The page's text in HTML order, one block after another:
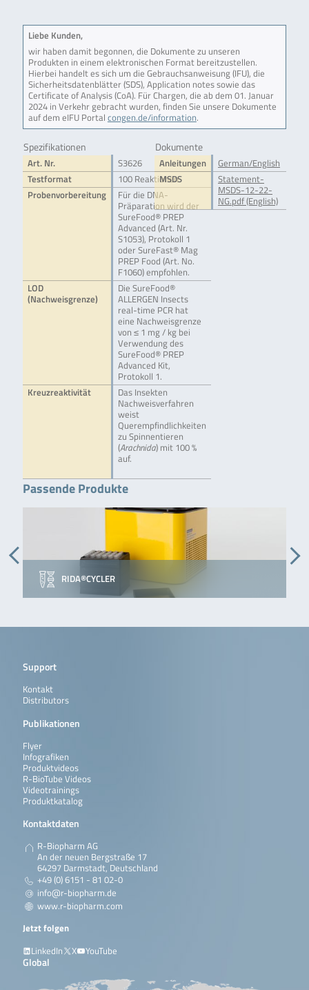
Liebe Kunden,
wir haben damit begonnen, die Dokumente zu unseren
Produkten in einem elektronischen Format bereitzustellen.
Hierbei handelt es sich um die Gebrauchsanweisung (IFU), die
Sicherheitsdatenblätter (SDS), Application notes sowie das
Certificate of Analysis (CoA). Für Chargen, die ab dem 01. Januar
2024 in Verkehr gebracht wurden, finden Sie unsere Dokumente
auf dem eIFU Portal congen.de/information.
Spezifikationen
Art. Nr.
S3626
Testformat
100 Reaktionen
Probenvorbereitung
Für die DNA-
Präparation wird der
SureFood® PREP
Advanced (Art. Nr.
S1053), Protokoll 1
oder SureFast® Mag
PREP Food (Art. No.
F1060) empfohlen.
LOD
(Nachweisgrenze)
Die SureFood®
ALLERGEN Insects
real-time PCR hat
eine Nachweisgrenze
von ≤ 1 mg / kg bei
Verwendung des
SureFood® PREP
Advanced Kit,
Protokoll 1.
Kreuzreaktivität
Das Insekten
Nachweisverfahren
weist
Querempfindlichkeiten
zu Spinnentieren
(Arachnida) mit 100 %
auf.
Dokumente
Anleitungen
German/English
MSDS
Statement-
MSDS-12-22-
NG.pdf (English)
Passende Produkte
RIDA®CYCLER
Support
Kontakt
Distributors
Publikationen
Flyer
Infografiken
Produktvideos
R-BioTube Videos
Videotrainings
Produktkatalog
Kontaktdaten
R-Biopharm AG
An der neuen Bergstraße 17
64297 Darmstadt, Deutschland
+49 (0) 6151 - 81 02-0
info@r-biopharm.de
www.r-biopharm.com
Jetzt folgen
LinkedIn
X YouTube
Global